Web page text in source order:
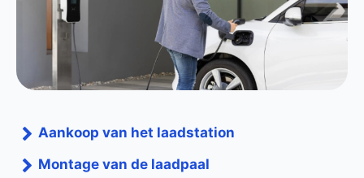
Aankoop van het laadstation
Montage van de laadpaal